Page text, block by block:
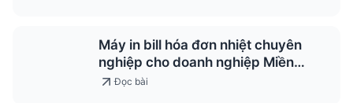
Máy in bill hóa đơn nhiệt chuyên
nghiệp cho doanh nghiệp Miền
Trung
Đọc bài